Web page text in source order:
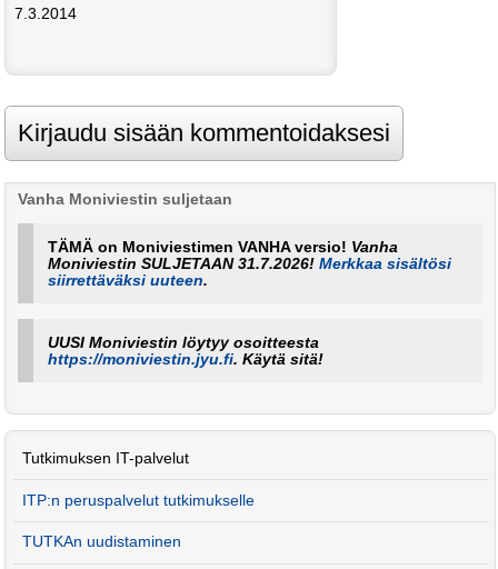
7.3.2014
Vanha Moniviestin suljetaan
TÄMÄ on Moniviestimen VANHA versio! Vanha
Moniviestin SULJETAAN 31.7.2026!Merkkaa sisältösi
siirrettäväksi uuteen.
UUSI Moniviestin löytyy osoitteesta
https://moniviestin.jyu.fi. Käytä sitä!
Tutkimuksen IT-palvelut
ITP:n peruspalvelut tutkimukselle
TUTKAn uudistaminen